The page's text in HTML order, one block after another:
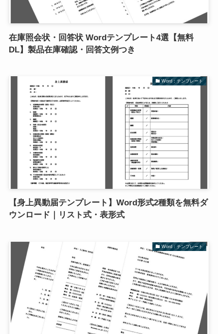
在庫照会状・回答状 Wordテンプレート4選【無料
DL】製品在庫確認・回答文例つき
Word：テンプレート
【身上異動届テンプレート】Word形式2種類を無料ダ
ウンロード｜リスト式・表形式
Word：テンプレート